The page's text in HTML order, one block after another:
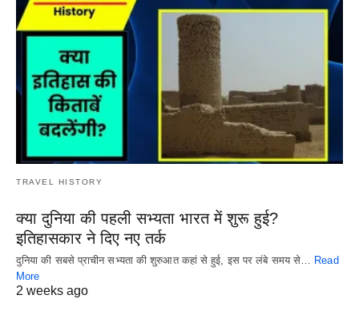
TRAVEL HISTORY
क्या दुनिया की पहली सभ्यता भारत में शुरू हुई?
इतिहासकार ने दिए नए तर्क
दुनिया की सबसे प्राचीन सभ्यता की शुरुआत कहां से हुई, इस पर लंबे समय से… Read
More
2 weeks ago